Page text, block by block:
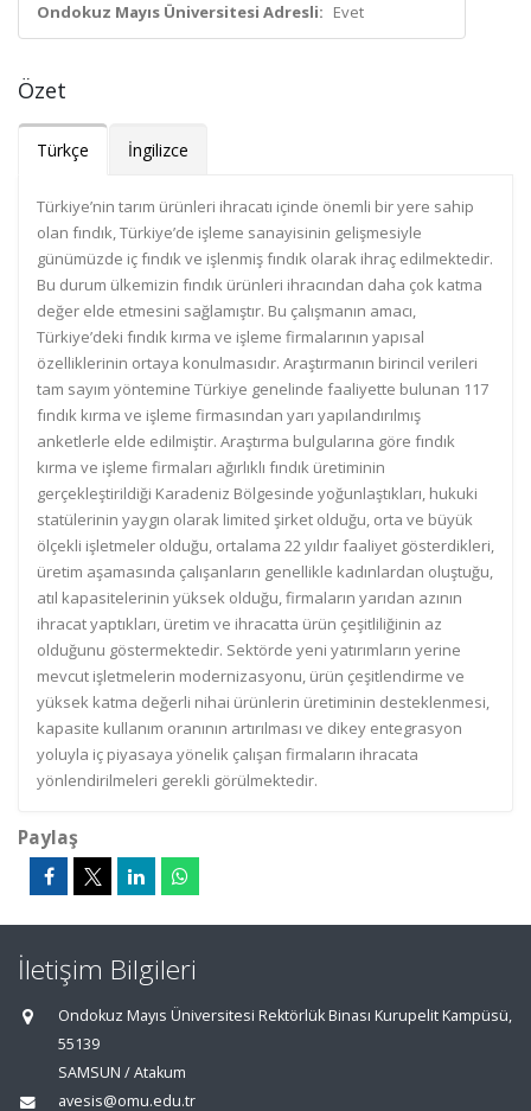
Ondokuz Mayıs Üniversitesi Adresli: Evet
Özet
Türkçe İngilizce
Türkiye’nin tarım ürünleri ihracatı içinde önemli bir yere sahip
olan fındık, Türkiye’de işleme sanayisinin gelişmesiyle
günümüzde iç fındık ve işlenmiş fındık olarak ihraç edilmektedir.
Bu durum ülkemizin fındık ürünleri ihracından daha çok katma
değer elde etmesini sağlamıştır. Bu çalışmanın amacı,
Türkiye’deki fındık kırma ve işleme firmalarının yapısal
özelliklerinin ortaya konulmasıdır. Araştırmanın birincil verileri
tam sayım yöntemine Türkiye genelinde faaliyette bulunan 117
fındık kırma ve işleme firmasından yarı yapılandırılmış
anketlerle elde edilmiştir. Araştırma bulgularına göre fındık
kırma ve işleme firmaları ağırlıklı fındık üretiminin
gerçekleştirildiği Karadeniz Bölgesinde yoğunlaştıkları, hukuki
statülerinin yaygın olarak limited şirket olduğu, orta ve büyük
ölçekli işletmeler olduğu, ortalama 22 yıldır faaliyet gösterdikleri,
üretim aşamasında çalışanların genellikle kadınlardan oluştuğu,
atıl kapasitelerinin yüksek olduğu, firmaların yarıdan azının
ihracat yaptıkları, üretim ve ihracatta ürün çeşitliliğinin az
olduğunu göstermektedir. Sektörde yeni yatırımların yerine
mevcut işletmelerin modernizasyonu, ürün çeşitlendirme ve
yüksek katma değerli nihai ürünlerin üretiminin desteklenmesi,
kapasite kullanım oranının artırılması ve dikey entegrasyon
yoluyla iç piyasaya yönelik çalışan firmaların ihracata
yönlendirilmeleri gerekli görülmektedir.
Paylaş
İletişim Bilgileri
Ondokuz Mayıs Üniversitesi Rektörlük Binası Kurupelit Kampüsü,
55139
SAMSUN / Atakum
avesis@omu.edu.tr